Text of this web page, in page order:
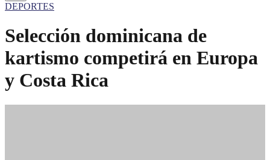
DEPORTES
Selección dominicana de
kartismo competirá en Europa
y Costa Rica